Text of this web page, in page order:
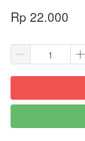
Rp 22.000